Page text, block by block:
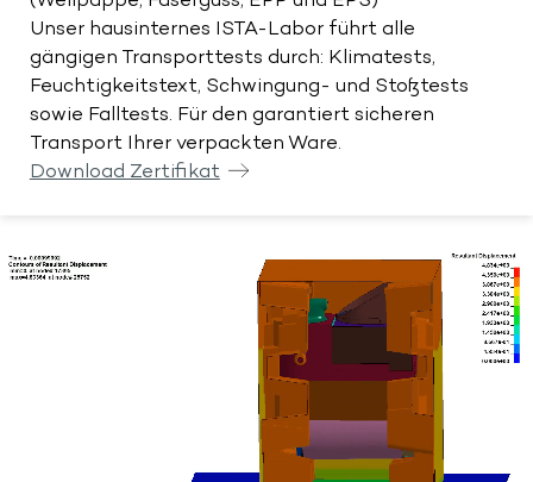
Unser hausinternes ISTA-Labor führt alle
gängigen Transporttests durch: Klimatests,
Feuchtigkeitstext, Schwingung- und Stoßtests
sowie Falltests. Für den garantiert sicheren
Transport Ihrer verpackten Ware.
Download Zertifikat